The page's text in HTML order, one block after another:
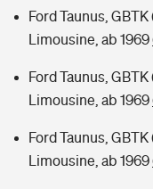
Sie haben Fragen?
Zur Übersicht
Tools
Kinderunfall-Check:
Ford Taunus, GBTK
Limousine, ab 1969
Ford Taunus, GBTK
Limousine, ab 1969
Ford Taunus, GBTK
Limousine, ab 1969